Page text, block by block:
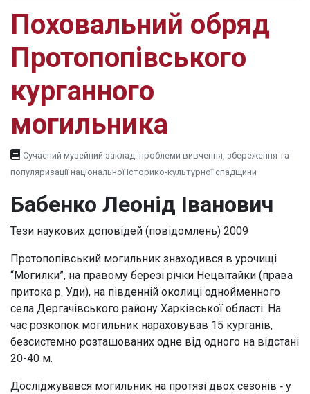
Поховальний обряд
Протопопівського
курганного
могильника
Сучасний музейний заклад: проблеми вивчення, збереження та
популяризації національної історико-культурної спадщини
Бабенко Леонід Іванович
Тези наукових доповідей (повідомлень) 2009
Протопопівський могильник знаходився в урочищі
“Могилки”, на правому березі річки Нецвітайки (права
притока р. Уди), на південній околиці однойменного
села Дергачівського району Харківської області. На
час розкопок могильник нараховував 15 курганів,
безсистемно розташованих одне від одного на відстані
20-40 м.
Досліджувався могильник на протязі двох сезонів ‑ у